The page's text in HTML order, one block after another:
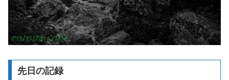
先日の記録